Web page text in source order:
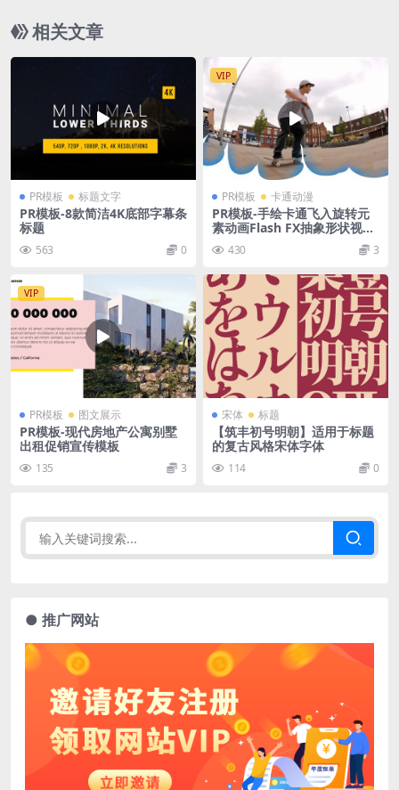
相关文章
PR模板 标题文字
PR模板-8款简洁4K底部字幕条
标题
563 0
VIP
PR模板 卡通动漫
PR模板-手绘卡通飞入旋转元
素动画Flash FX抽象形状视频
模板430 3
VIP
PR模板 图文展示
PR模板-现代房地产公寓别墅
出租促销宣传模板
135 3
宋体 标题
【筑丰初号明朝】适用于标题
的复古风格宋体字体
114 0
● 推广网站